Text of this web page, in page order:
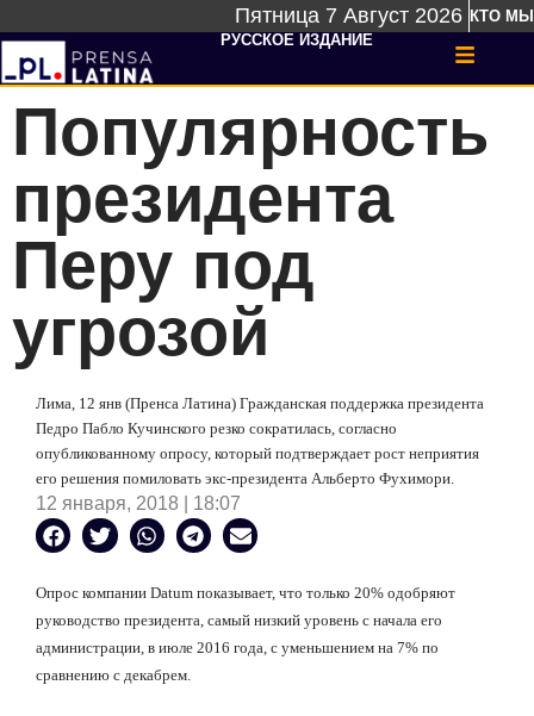
Пятница 7 Август 2026 КТО МЫ
РУССКОЕ ИЗДАНИЕ
Популярность
президента
Перу под
угрозой
Лима, 12 янв (Пренса Латина) Гражданская поддержка президента
Педро Пабло Кучинского резко сократилась, согласно
опубликованному опросу, который подтверждает рост неприятия
его решения помиловать экс-президента Альберто Фухимори.
12 января, 2018 | 18:07
Опрос компании Datum показывает, что только 20% одобряют
руководство президента, самый низкий уровень с начала его
администрации, в июле 2016 года, с уменьшением на 7% по
сравнению с декабрем.